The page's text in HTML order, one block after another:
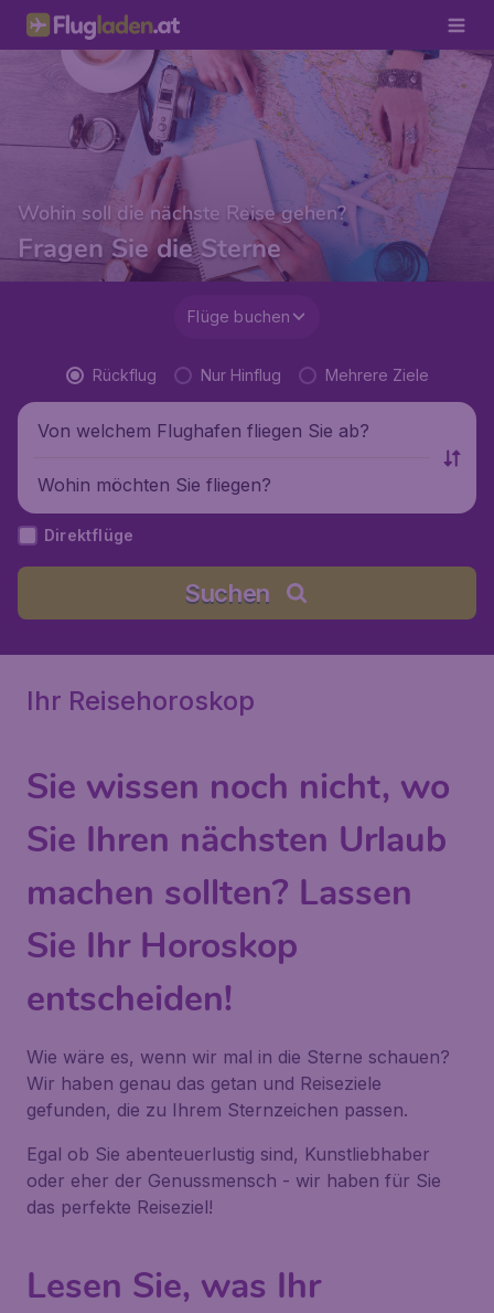
Wohin soll die nächste Reise gehen?
Fragen Sie die Sterne
Flüge buchen
Rückflug Nur Hinflug Mehrere Ziele
Von welchem Flughafen fliegen Sie ab?
Wohin möchten Sie fliegen?
Direktflüge
Suchen
Ihr Reisehoroskop
Sie wissen noch nicht, wo
Sie Ihren nächsten Urlaub
machen sollten? Lassen
Sie Ihr Horoskop
entscheiden!
Wie wäre es, wenn wir mal in die Sterne schauen?
Wir haben genau das getan und Reiseziele
gefunden, die zu Ihrem Sternzeichen passen.
Egal ob Sie abenteuerlustig sind, Kunstliebhaber
oder eher der Genussmensch - wir haben für Sie
das perfekte Reiseziel!
Lesen Sie, was Ihr